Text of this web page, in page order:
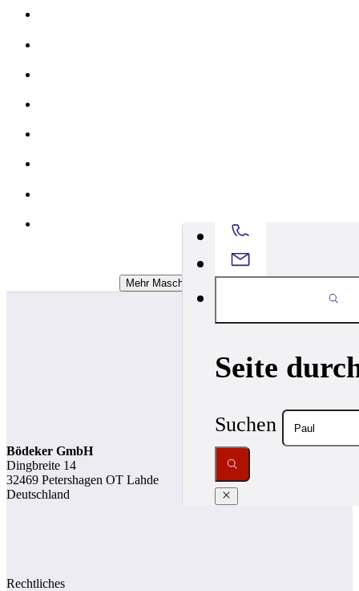
Seite
Suchen
Mehr Maschinen Laden
Bödeker GmbH
Dingbreite 14
32469 Petershagen OT Lahde
Deutschland
Rechtliches